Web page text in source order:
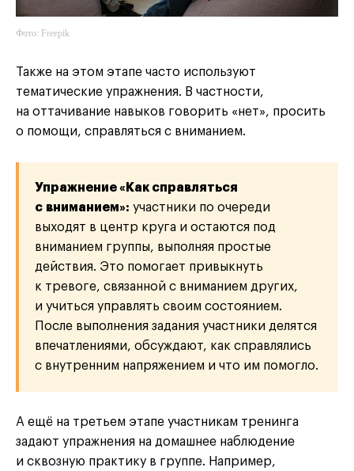
Фото: Freepik
Также на этом этапе часто используют
тематические упражнения. В частности,
на оттачивание навыков говорить «нет», просить
о помощи, справляться с вниманием.
Упражнение «Как справляться
с вниманием»: участники по очереди
выходят в центр круга и остаются под
вниманием группы, выполняя простые
действия. Это помогает привыкнуть
к тревоге, связанной с вниманием других,
и учиться управлять своим состоянием.
После выполнения задания участники делятся
впечатлениями, обсуждают, как справлялись
с внутренним напряжением и что им помогло.
А ещё на третьем этапе участникам тренинга
задают упражнения на домашнее наблюдение
и сквозную практику в группе. Например,